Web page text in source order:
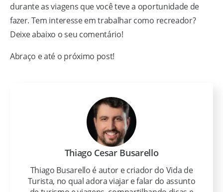
durante as viagens que você teve a oportunidade de
fazer. Tem interesse em trabalhar como recreador?
Deixe abaixo o seu comentário!
Abraço e até o próximo post!
Thiago Cesar Busarello
Thiago Busarello é autor e criador do Vida de
Turista, no qual adora viajar e falar do assunto